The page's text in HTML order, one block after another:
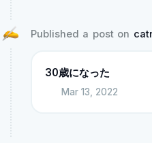
Published a post on
30歳になった
Mar 13, 2022